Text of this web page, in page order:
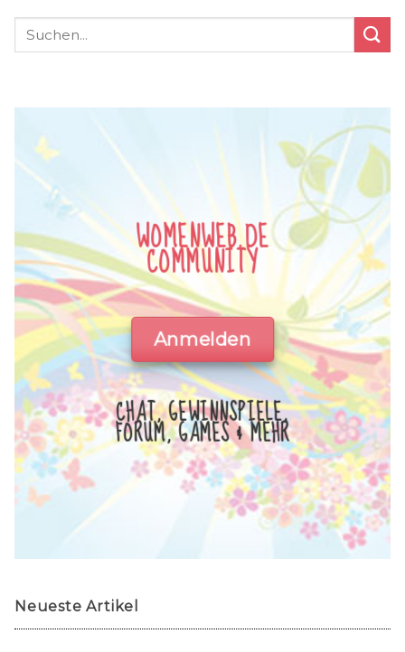
WOMENWEB.DE
COMMUNITY
Anmelden
CHAT, GEWINNSPIELE,
FORUM, GAMES & MEHR
Neueste Artikel